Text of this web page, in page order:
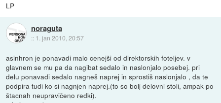
LP
noraguta
:: 1. jan 2010, 20:57
asinhron je ponavadi malo cenejši od direktorskih foteljev. v
glavnem se mu pa da nagibat sedalo in naslonjalo posebej. pri
delu ponavadi sedalo nagneš naprej in sprostiš naslonjalo , da te
podpira tudi ko si nagnjen naprej.(to so bolj delovni stoli, ampak po
štacnah neupravičeno redki).